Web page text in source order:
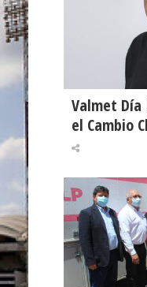
Valmet
el Cambio